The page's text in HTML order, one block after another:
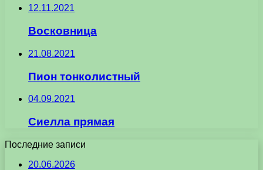
12.11.2021
Восковница
21.08.2021
Пион тонколистный
04.09.2021
Сиелла прямая
Последние записи
20.06.2026